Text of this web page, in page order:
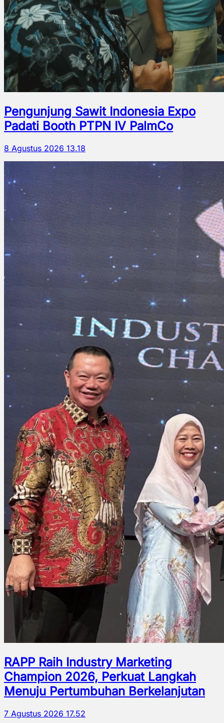
Pengunjung Sawit Indonesia Expo
Padati Booth PTPN IV PalmCo
8 Agustus 2026 13.18
RAPP Raih Industry Marketing
Champion 2026, Perkuat Langkah
Menuju Pertumbuhan Berkelanjutan
7 Agustus 2026 17.52